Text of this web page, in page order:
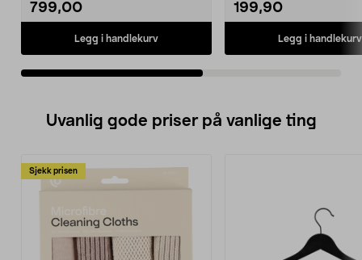
799,00
Legg i handlekurv
199,90
Legg i handlekurv
Uvanlig gode priser på vanlige ting
Sjekk prisen